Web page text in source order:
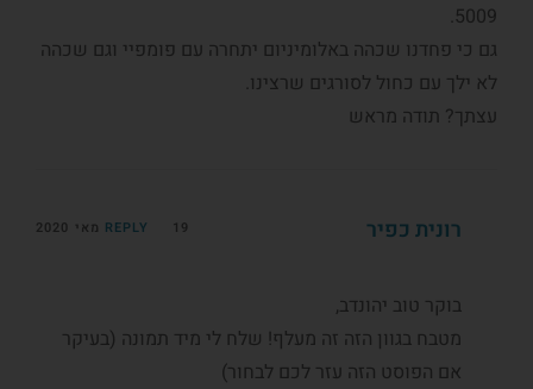
5009.
גם כי פחדנו שכהה באלומיניום יתחרה עם פומפיי וגם שכהה
לא ילך עם כחול לסורגים שרצינו.
עצתך? תודה מראש
רונית כפיר REPLY 19 מאי 2020
בוקר טוב יהונדב,
מטבח בגוון הזה זה מעלף! שלח לי מיד תמונה (בעיקר
אם הפוסט הזה עזר לכם לבחור)